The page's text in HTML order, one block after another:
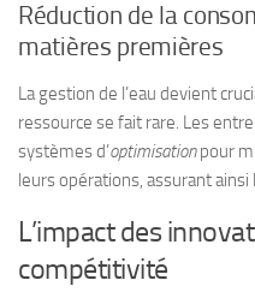
Réduction de la
matières premières
La gestion de l’eau devient
ressource se fait rare. Les
systèmes d’optimisationpour
leurs opérations, assurant
L’impact des
compétitivité